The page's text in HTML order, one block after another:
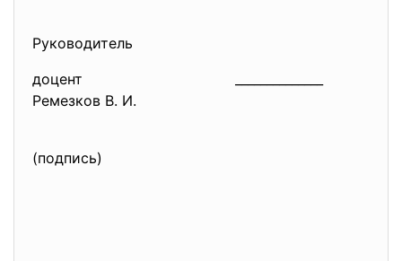
Руководитель
доцент
Ремезков В. И.
(подпись)